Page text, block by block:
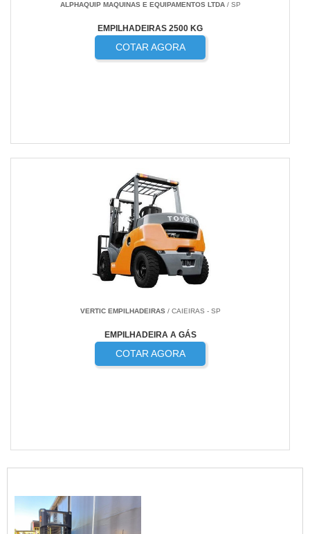
ALPHAQUIP MAQUINAS E EQUIPAMENTOS LTDA/ SP
EMPILHADEIRAS 2500 KG
COTAR AGORA
VERTIC EMPILHADEIRAS/ CAIEIRAS - SP
EMPILHADEIRA A GÁS
COTAR AGORA